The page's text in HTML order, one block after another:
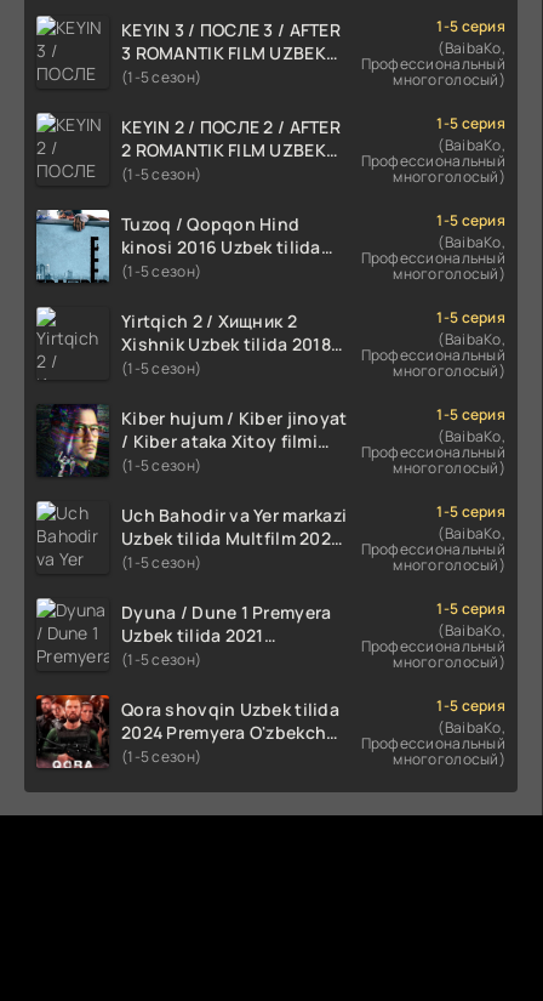
KEYIN 3 / ПОСЛЕ 3 / AFTER
3 ROMANTIK FILM UZBEK
TILIDA 2021 TARJIMA FILM
(1-5 сезон)
1-5 серия
(BaibaKo,
Профессиональный
многоголосый)
KEYIN 2 / ПОСЛЕ 2 / AFTER
2 ROMANTIK FILM UZBEK
TILIDA 2020 TARJIMA FILM
(1-5 сезон)
1-5 серия
(BaibaKo,
Профессиональный
многоголосый)
Tuzoq / Qopqon Hind
kinosi 2016 Uzbek tilida
tarjima film HD
(1-5 сезон)
1-5 серия
(BaibaKo,
Профессиональный
многоголосый)
Yirtqich 2 / Хищник 2
Xishnik Uzbek tilida 2018-
2024 O'zbekcha tarjima
(1-5 сезон)
1-5 серия
(BaibaKo,
Профессиональный
многоголосый)
Kiber hujum / Kiber jinoyat
/ Kiber ataka Xitoy filmi
Uzbek tilida O'zbekcha
HD skachat
(1-5 сезон)
1-5 серия
(BaibaKo,
Профессиональный
многоголосый)
Uch Bahodir va Yer markazi
Uzbek tilida Multfilm 2025
tarjima HD skachat
(1-5 сезон)
1-5 серия
(BaibaKo,
Профессиональный
многоголосый)
Dyuna / Dune 1 Premyera
Uzbek tilida 2021
O'zbekcha tarjima kino HD
(1-5 сезон)
1-5 серия
(BaibaKo,
Профессиональный
многоголосый)
Qora shovqin Uzbek tilida
2024 Premyera O'zbekcha
tarjima kino HD skachat
(1-5 сезон)
1-5 серия
(BaibaKo,
Профессиональный
многоголосый)